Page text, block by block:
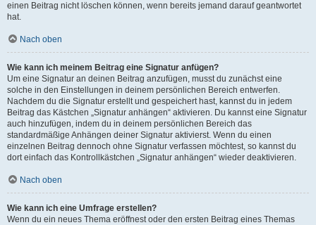
einen Beitrag nicht löschen können, wenn bereits jemand darauf geantwortet
hat.
Nach oben
Wie kann ich meinem Beitrag eine Signatur anfügen?
Um eine Signatur an deinen Beitrag anzufügen, musst du zunächst eine
solche in den Einstellungen in deinem persönlichen Bereich entwerfen.
Nachdem du die Signatur erstellt und gespeichert hast, kannst du in jedem
Beitrag das Kästchen „Signatur anhängen“ aktivieren. Du kannst eine Signatur
auch hinzufügen, indem du in deinem persönlichen Bereich das
standardmäßige Anhängen deiner Signatur aktivierst. Wenn du einen
einzelnen Beitrag dennoch ohne Signatur verfassen möchtest, so kannst du
dort einfach das Kontrollkästchen „Signatur anhängen“ wieder deaktivieren.
Nach oben
Wie kann ich eine Umfrage erstellen?
Wenn du ein neues Thema eröffnest oder den ersten Beitrag eines Themas